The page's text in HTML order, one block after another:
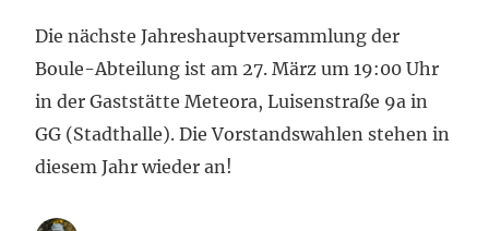
Die nächste Jahreshauptversammlung der
Boule-Abteilung ist am 27. März um 19:00 Uhr
in der Gaststätte Meteora, Luisenstraße 9a in
GG (Stadthalle). Die Vorstandswahlen stehen in
diesem Jahr wieder an!